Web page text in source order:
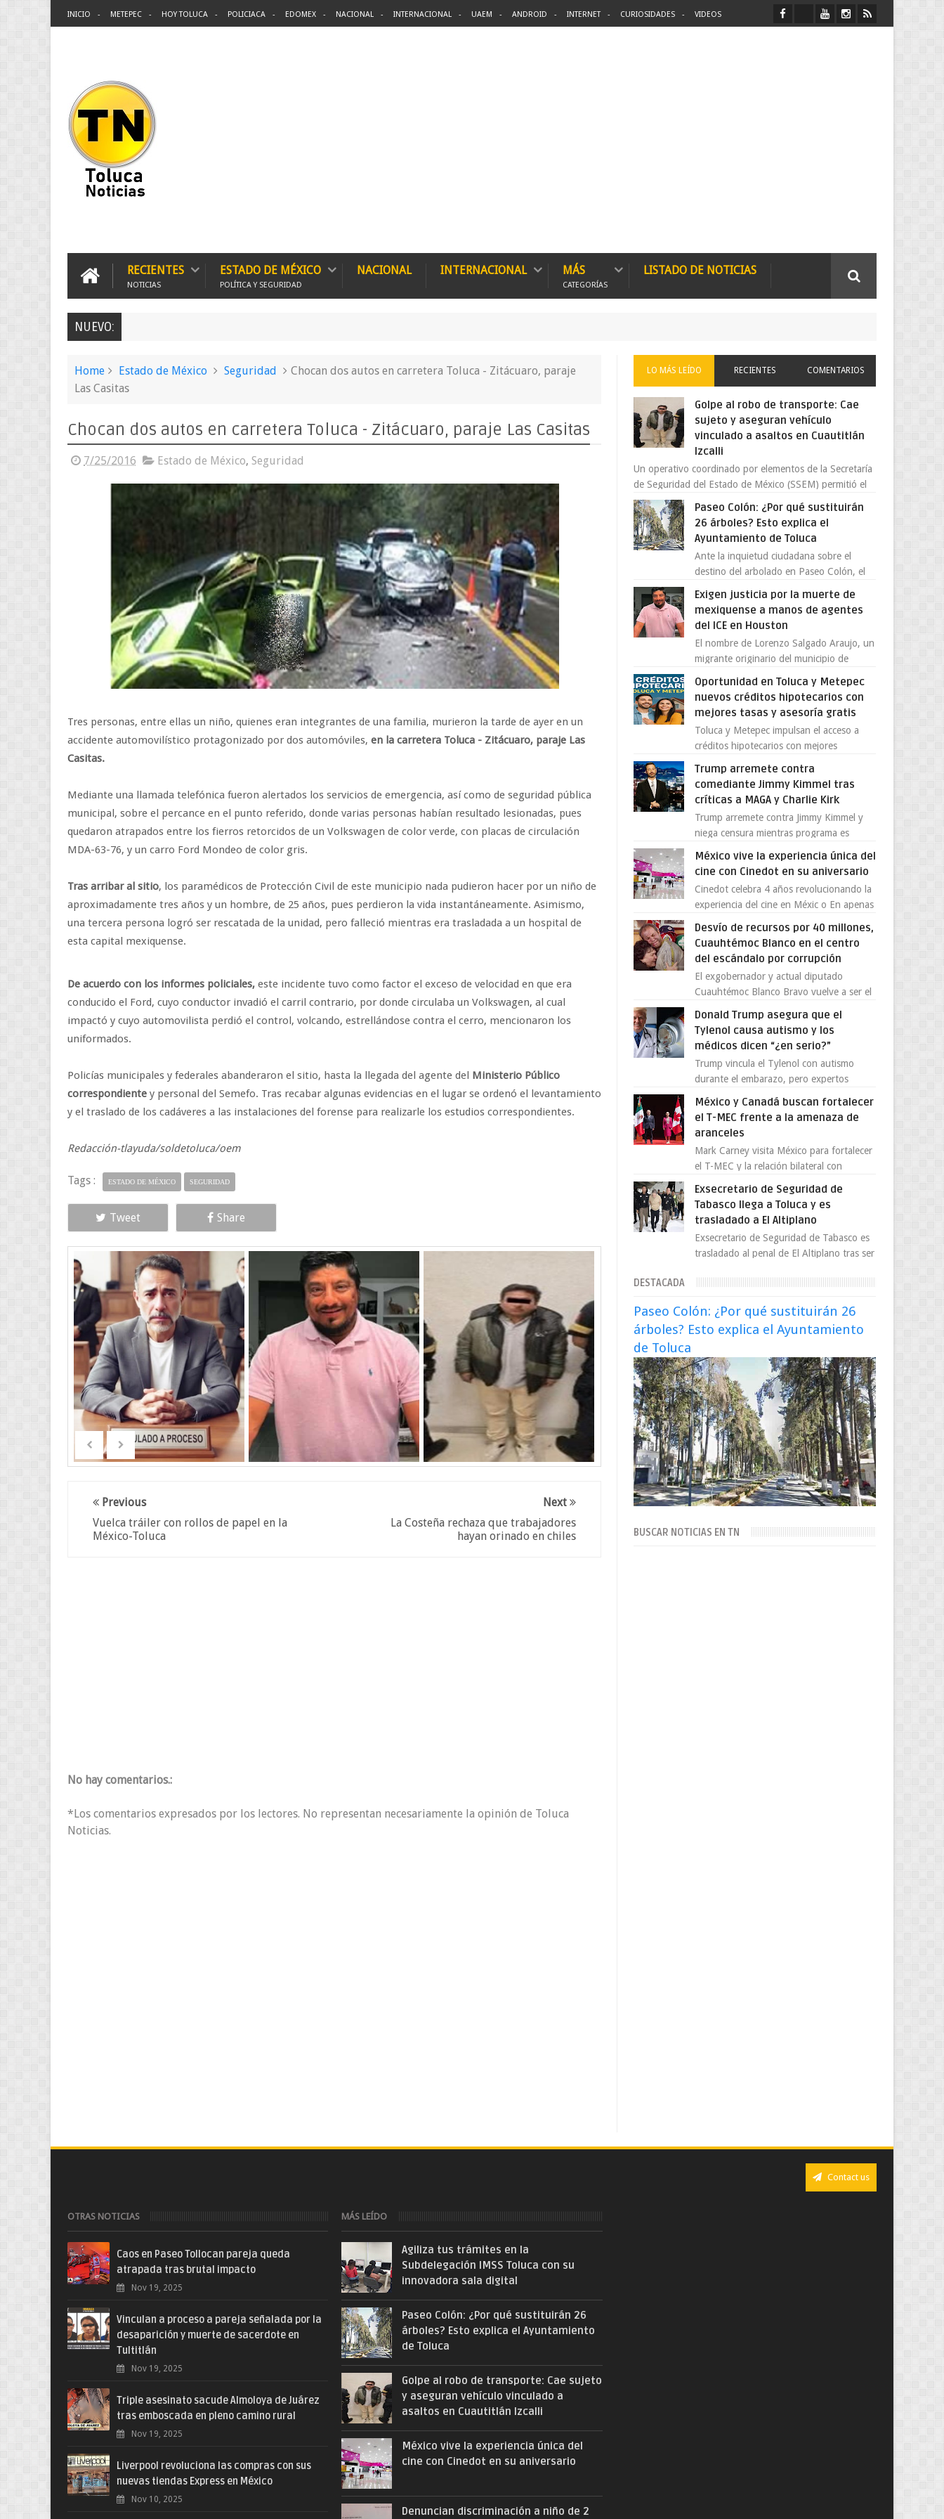
INICIO METEPEC HOY TOLUCA POLICIACA EDOMEX NACIONAL INTERNACIONAL UAEM ANDROID INTERNET CURIOSIDADES VIDEOS
RECIENTES
NOTICIAS
ESTADO DE MÉXICO
POLÍTICA Y SEGURIDAD
NACIONAL INTERNACIONAL MÁS
CATEGORÍAS
LISTADO DE NOTICIAS
NUEVO:
Home Estado de México Seguridad
Chocan dos autos en carretera Toluca - Zitácuaro, paraje
Las Casitas
Chocan dos autos en carretera Toluca - Zitácuaro, paraje Las Casitas
7/25/2016 Estado de México, Seguridad
Tres personas, entre ellas un niño, quienes eran integrantes de una familia, murieron la tarde de ayer en un
accidente automovilístico protagonizado por dos automóviles, en la carretera Toluca - Zitácuaro, paraje Las
Casitas.
Mediante una llamada telefónica fueron alertados los servicios de emergencia, así como de seguridad pública
municipal, sobre el percance en el punto referido, donde varias personas habían resultado lesionadas, pues
quedaron atrapados entre los fierros retorcidos de un Volkswagen de color verde, con placas de circulación
MDA-63-76, y un carro Ford Mondeo de color gris.
Tras arribar al sitio, los paramédicos de Protección Civil de este municipio nada pudieron hacer por un niño de
aproximadamente tres años y un hombre, de 25 años, pues perdieron la vida instantáneamente. Asimismo,
una tercera persona logró ser rescatada de la unidad, pero falleció mientras era trasladada a un hospital de
esta capital mexiquense.
De acuerdo con los informes policiales, este incidente tuvo como factor el exceso de velocidad en que era
conducido el Ford, cuyo conductor invadió el carril contrario, por donde circulaba un Volkswagen, al cual
impactó y cuyo automovilista perdió el control, volcando, estrellándose contra el cerro, mencionaron los
uniformados.
Policías municipales y federales abanderaron el sitio, hasta la llegada del agente del Ministerio Público
correspondiente y personal del Semefo. Tras recabar algunas evidencias en el lugar se ordenó el levantamiento
y el traslado de los cadáveres a las instalaciones del forense para realizarle los estudios correspondientes.
Redacción-tlayuda/soldetoluca/oem
Tags : ESTADO DE MÉXICO SEGURIDAD
Tweet Share
Next
La Costeña rechaza que trabajadores
hayan orinado en chiles
Previous
Vuelca tráiler con rollos de papel en la
México-Toluca
No hay comentarios.:
*Los comentarios expresados por los lectores. No representan necesariamente la opinión de Toluca
Noticias.
LO MÁS LEÍDO RECIENTES COMENTARIOS
Golpe al robo de transporte: Cae
sujeto y aseguran vehículo
vinculado a asaltos en Cuautitlán
Izcalli
Un operativo coordinado por elementos de la Secretaría
de Seguridad del Estado de México (SSEM) permitió el
aseguramiento de un vehículo vin...
Paseo Colón: ¿Por qué sustituirán
26 árboles? Esto explica el
Ayuntamiento de Toluca
Ante la inquietud ciudadana sobre el
destino del arbolado en Paseo Colón, el
solo 26 ejemplares será...
Exigen justicia por la muerte de
mexiquense a manos de agentes
del ICE en Houston
El nombre de Lorenzo Salgado Araujo, un
migrante originario del municipio de
convertido en el centro de un...
Oportunidad en Toluca y Metepec
nuevos créditos hipotecarios con
mejores tasas y asesoría gratis
Toluca y Metepec impulsan el acceso a
créditos hipotecarios con mejores
emprendedores Con la creciente neces...
Trump arremete contra
comediante Jimmy Kimmel tras
críticas a MAGA y Charlie Kirk
Trump arremete contra Jimmy Kimmel y
niega censura mientras programa es
programa Jimmy Kimmel Live! ...
México vive la experiencia única del
cine con Cinedot en su aniversario
Cinedot celebra 4 años revolucionando la
experiencia del cine en Méxic o En apenas
cuatro años, Cinedot ha demostrado que
Desvío de recursos por 40 millones,
Cuauhtémoc Blanco en el centro
del escándalo por corrupción
El exgobernador y actual diputado
Cuauhtémoc Blanco Bravo vuelve a ser el
enfrentando señalamientos por...
Donald Trump asegura que el
Tylenol causa autismo y los
médicos dicen “¿en serio?”
Trump vincula el Tylenol con autismo
durante el embarazo, pero expertos
nuevo episodio de declaraciones...
México y Canadá buscan fortalecer
el T-MEC frente a la amenaza de
aranceles
Mark Carney visita México para fortalecer
el T-MEC y la relación bilateral con
provocada por la ofen...
Exsecretario de Seguridad de
Tabasco llega a Toluca y es
trasladado a El Altiplano
Exsecretario de Seguridad de Tabasco es
trasladado al penal de El Altiplano tras ser
Seguridad Públi...
DESTACADA
Paseo Colón: ¿Por qué sustituirán 26
árboles? Esto explica el Ayuntamiento
de Toluca
BUSCAR NOTICIAS EN TN
Contact us
OTRAS NOTICIAS
Caos en Paseo Tollocan pareja queda
atrapada tras brutal impacto
Nov 19, 2025
Vinculan a proceso a pareja señalada por la
desaparición y muerte de sacerdote en
Tultitlán
Nov 19, 2025
Triple asesinato sacude Almoloya de Juárez
tras emboscada en pleno camino rural
Nov 19, 2025
Liverpool revoluciona las compras con sus
nuevas tiendas Express en México
Nov 10, 2025
MÁS LEÍDO
Agiliza tus trámites en la
Subdelegación IMSS Toluca con su
innovadora sala digital
Paseo Colón: ¿Por qué sustituirán 26
árboles? Esto explica el Ayuntamiento
de Toluca
Golpe al robo de transporte: Cae sujeto
y aseguran vehículo vinculado a
asaltos en Cuautitlán Izcalli
México vive la experiencia única del
cine con Cinedot en su aniversario
Denuncian discriminación a niño de 2